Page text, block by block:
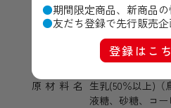
期間限定商品、新商品の
友だち登録で先行販売企
登録はこ
原材料名 生乳(50％以上)（
液糖、砂糖、コ